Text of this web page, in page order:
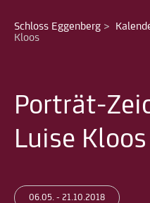
Schloss Eggenberg >
Kloos
Porträt-
Luise Kloos
06.05. - 21.10.2018